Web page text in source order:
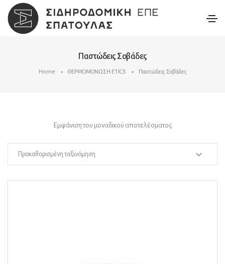
Παστώδεις Σοβάδες
Home ΘΕΡΜΟΜΟΝΩΣΗ ETICS Παστώδεις Σοβάδες
Εμφάνιση του μοναδικού αποτελέσματος